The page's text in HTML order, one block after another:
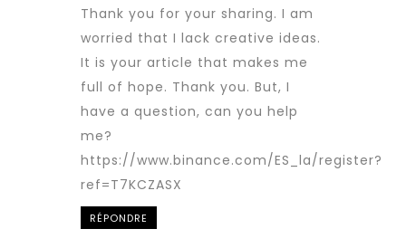
Thank you for your sharing. I am
worried that I lack creative ideas.
It is your article that makes me
full of hope. Thank you. But, I
have a question, can you help
me?
https://www.binance.com/ES_la/register?
ref=T7KCZASX
RÉPONDRE